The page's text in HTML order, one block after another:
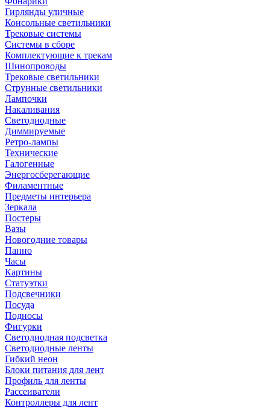
Гирлянды уличные
Консольные светильники
Трековые системы
Системы в сборе
Комплектующие к трекам
Шинопроводы
Трековые светильники
Струнные светильники
Лампочки
Накаливания
Светодиодные
Диммируемые
Ретро-лампы
Технические
Галогенные
Энергосберегающие
Филаментные
Предметы интерьера
Зеркала
Постеры
Вазы
Новогодние товары
Панно
Часы
Картины
Статуэтки
Подсвечники
Посуда
Подносы
Фигурки
Светодиодная подсветка
Светодиодные ленты
Гибкий неон
Блоки питания для лент
Профиль для ленты
Рассеиватели
Контроллеры для лент